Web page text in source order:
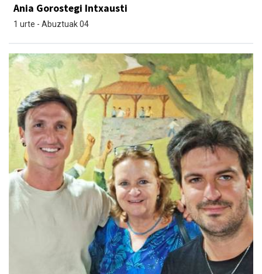
Ania Gorostegi Intxausti
1 urte - Abuztuak 04